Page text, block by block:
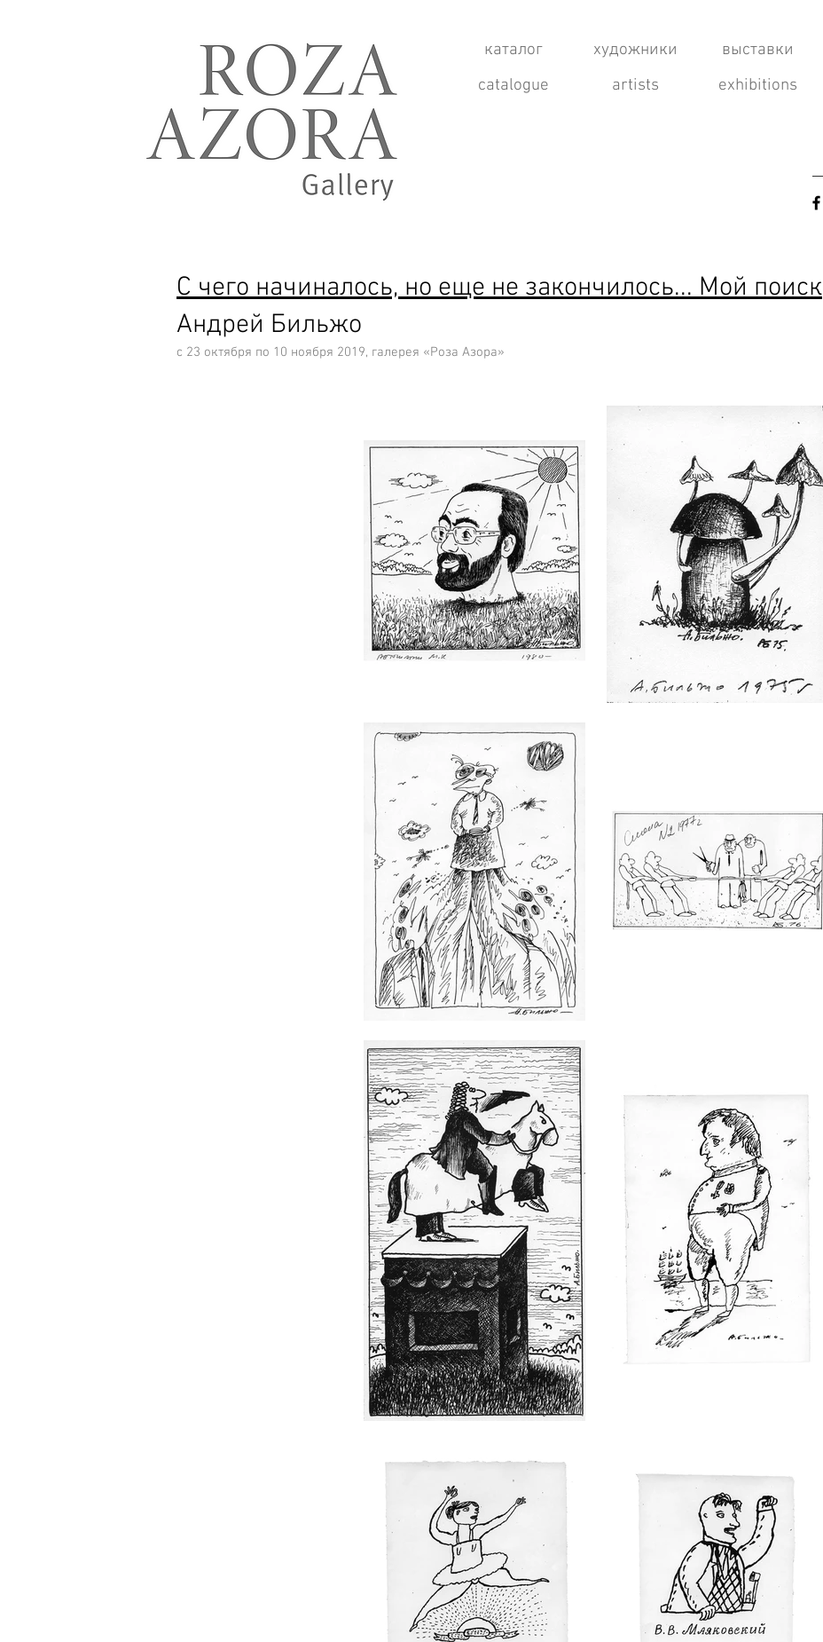
каталог
catalogue
художники
artists
выставки
exhibitions
С чего начиналось, но еще не закончилось... Мой поиск
Андрей Бильжо
с 23 октября по 10 ноября 2019, галерея «Роза Азора»